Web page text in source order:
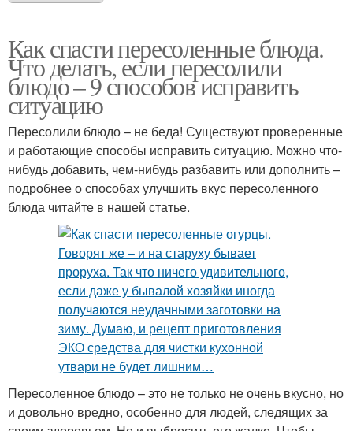
Как спасти пересоленные блюда.
Что делать, если пересолили
блюдо – 9 способов исправить
ситуацию
Пересолили блюдо – не беда! Существуют проверенные
и работающие способы исправить ситуацию. Можно что-
нибудь добавить, чем-нибудь разбавить или дополнить –
подробнее о способах улучшить вкус пересоленного
блюда читайте в нашей статье.
Пересоленное блюдо – это не только не очень вкусно, но
и довольно вредно, особенно для людей, следящих за